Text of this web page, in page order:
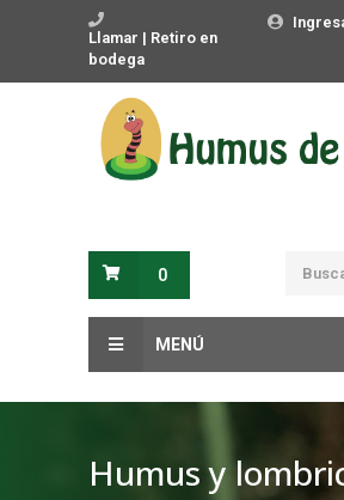
Llamar | Retiro en
bodega
0
MENÚ
Humus y